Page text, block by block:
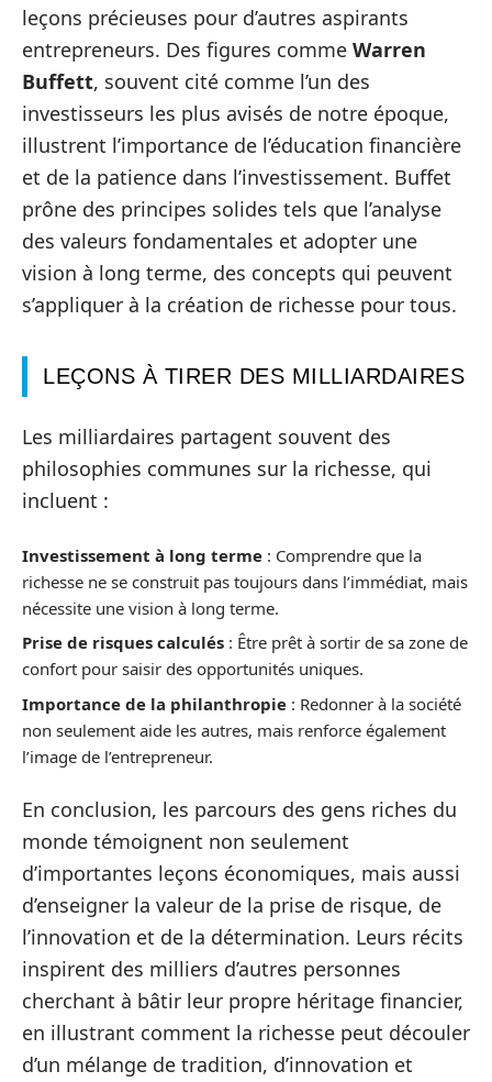
leçons précieuses pour d’autres aspirants
entrepreneurs. Des figures comme Warren
Buffett, souvent cité comme l’un des
investisseurs les plus avisés de notre époque,
illustrent l’importance de l’éducation financière
et de la patience dans l’investissement. Buffet
prône des principes solides tels que l’analyse
des valeurs fondamentales et adopter une
vision à long terme, des concepts qui peuvent
s’appliquer à la création de richesse pour tous.
LEÇONS À TIRER DES MILLIARDAIRES
Les milliardaires partagent souvent des
philosophies communes sur la richesse, qui
incluent :
Investissement à long terme : Comprendre que la
richesse ne se construit pas toujours dans l’immédiat, mais
nécessite une vision à long terme.
Prise de risques calculés : Être prêt à sortir de sa zone de
confort pour saisir des opportunités uniques.
Importance de la philanthropie : Redonner à la société
non seulement aide les autres, mais renforce également
l’image de l’entrepreneur.
En conclusion, les parcours des gens riches du
monde témoignent non seulement
d’importantes leçons économiques, mais aussi
d’enseigner la valeur de la prise de risque, de
l’innovation et de la détermination. Leurs récits
inspirent des milliers d’autres personnes
cherchant à bâtir leur propre héritage financier,
en illustrant comment la richesse peut découler
d’un mélange de tradition, d’innovation et